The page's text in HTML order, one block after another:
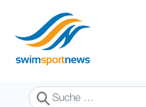
Suchen